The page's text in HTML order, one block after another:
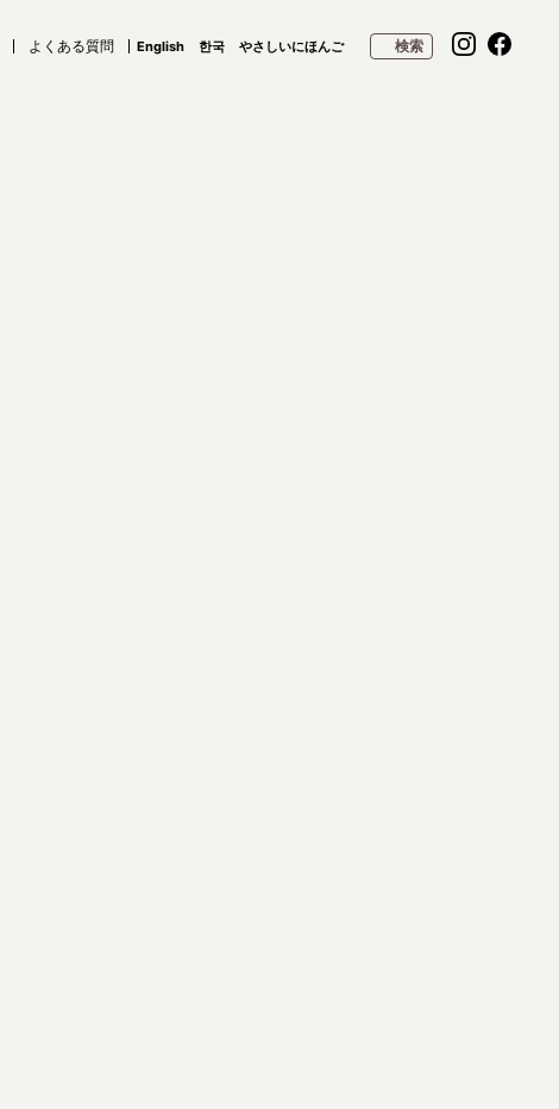
よくある質問 English 한국 やさしいにほんご 検索